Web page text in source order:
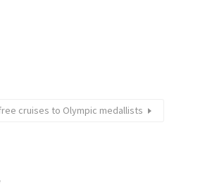
cruises to Olympic medallists